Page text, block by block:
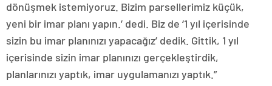
dönüşmek istemiyoruz. Bizim parsellerimiz küçük,
yeni bir imar planı yapın.’ dedi. Biz de ‘1 yıl içerisinde
sizin bu imar planınızı yapacağız’ dedik. Gittik, 1 yıl
içerisinde sizin imar planınızı gerçekleştirdik,
planlarınızı yaptık, imar uygulamanızı yaptık.”